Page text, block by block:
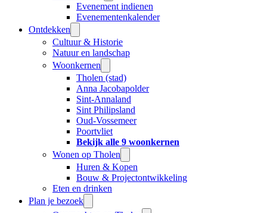
Evenement indienen
Evenementenkalender
Ontdekken
Cultuur & Historie
Natuur en landschap
Woonkernen
Tholen (stad)
Anna Jacobapolder
Sint-Annaland
Sint Philipsland
Oud-Vossemeer
Poortvliet
Bekijk alle 9 woonkernen
Wonen op Tholen
Huren & Kopen
Bouw & Projectontwikkeling
Eten en drinken
Plan je bezoek